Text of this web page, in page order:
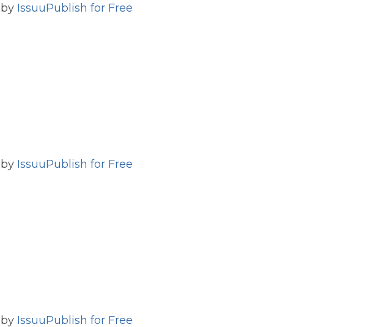
IssuuPublish for Free
IssuuPublish for Free
IssuuPublish for Free